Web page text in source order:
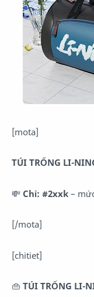
[mota]
TÚI TRỐNG LI-
💸 Chỉ: #2xxk –
[/mota]
[chitiet]
👜 TÚI TRỐNG LI-